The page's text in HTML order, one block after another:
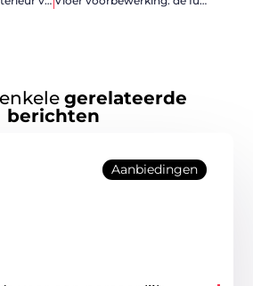
gerelateerde
berichten
Aanbiedingen